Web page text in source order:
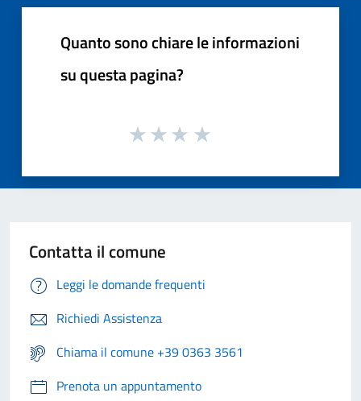
Quanto sono chiare le informazioni
su questa pagina?
Contatta il comune
Leggi le domande frequenti
Richiedi Assistenza
Chiama il comune +39 0363 3561
Prenota un appuntamento